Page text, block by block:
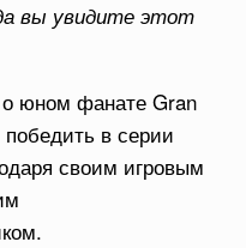
вы увидите этот
юном фанате Gran
в серии
своим игровым